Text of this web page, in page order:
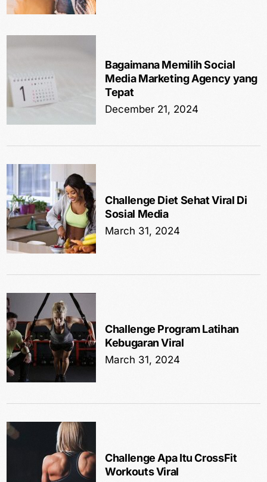
Bagaimana Memilih Social
Media Marketing Agency yang
Tepat
December 21, 2024
Challenge Diet Sehat Viral Di
Sosial Media
March 31, 2024
Challenge Program Latihan
Kebugaran Viral
March 31, 2024
Challenge Apa Itu CrossFit
Workouts Viral